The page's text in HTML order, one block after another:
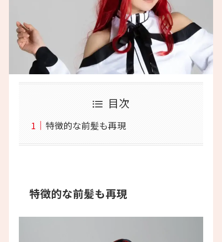
目次
特徴的な前髪も再現
特徴的な前髪も再現